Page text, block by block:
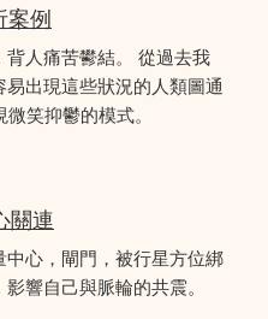
案例
人痛苦鬰結。 從過去我
出現這些狀況的人類圖通
笑抑鬱的模式。
關連
心，閘門，被行星方位綁
響自己與脈輪的共震。